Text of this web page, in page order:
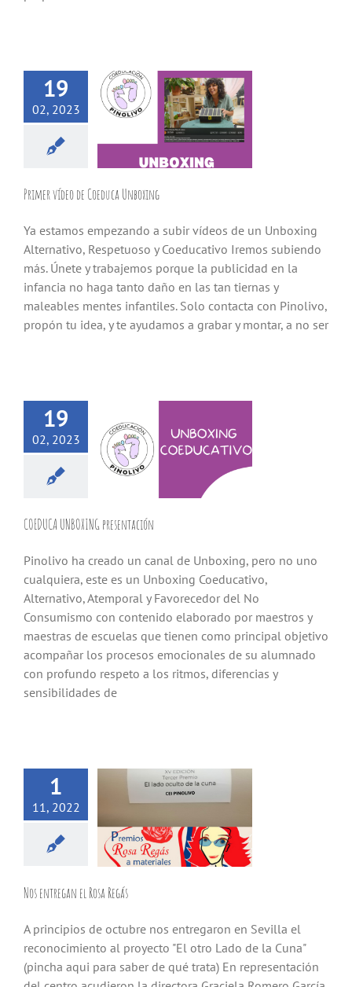
19
02, 2023
Primer vídeo de Coeduca Unboxing
Ya estamos empezando a subir vídeos de un Unboxing
Alternativo, Respetuoso y Coeducativo Iremos subiendo
más. Únete y trabajemos porque la publicidad en la
infancia no haga tanto daño en las tan tiernas y
maleables mentes infantiles. Solo contacta con Pinolivo,
propón tu idea, y te ayudamos a grabar y montar, a no ser
19
02, 2023
COEDUCA UNBOXING presentación
Pinolivo ha creado un canal de Unboxing, pero no uno
cualquiera, este es un Unboxing Coeducativo,
Alternativo, Atemporal y Favorecedor del No
Consumismo con contenido elaborado por maestros y
maestras de escuelas que tienen como principal objetivo
acompañar los procesos emocionales de su alumnado
con profundo respeto a los ritmos, diferencias y
sensibilidades de
1
11, 2022
Nos entregan el Rosa Regás
A principios de octubre nos entregaron en Sevilla el
reconocimiento al proyecto "El otro Lado de la Cuna"
(pincha aqui para saber de qué trata) En representación